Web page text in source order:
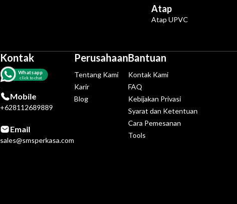
Atap
Atap UPVC
Kontak
Whatsapp
click to chat
Mobile
+628112689889
Email
sales@smsperkasa.com
Perusahaan
Tentang Kami
Karir
Blog
Bantuan
Kontak Kami
FAQ
Kebijakan Privasi
Syarat dan Ketentuan
Cara Pemesanan
Tools